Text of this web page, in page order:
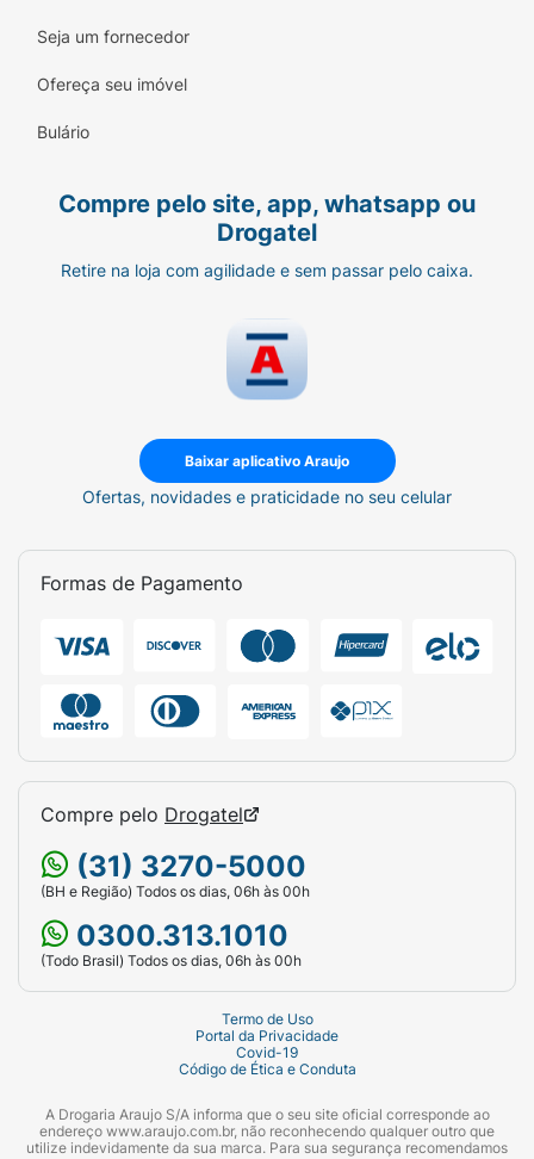
Seja um fornecedor
Ofereça seu imóvel
Bulário
Compre pelo site, app, whatsapp ou
Drogatel
Retire na loja com agilidade e sem passar pelo caixa.
Baixar aplicativo Araujo
Ofertas, novidades e praticidade no seu celular
Formas de Pagamento
Compre pelo Drogatel
(31) 3270-5000
(BH e Região) Todos os dias, 06h às 00h
0300.313.1010
(Todo Brasil) Todos os dias, 06h às 00h
Termo de Uso
Portal da Privacidade
Covid-19
Código de Ética e Conduta
A Drogaria Araujo S/A informa que o seu site oficial corresponde ao
endereço www.araujo.com.br, não reconhecendo qualquer outro que
utilize indevidamente da sua marca. Para sua segurança recomendamos